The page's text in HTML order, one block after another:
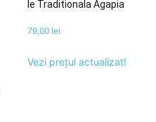
Ie Traditionala Agapia
79,00 lei
Vezi prețul actualizat!